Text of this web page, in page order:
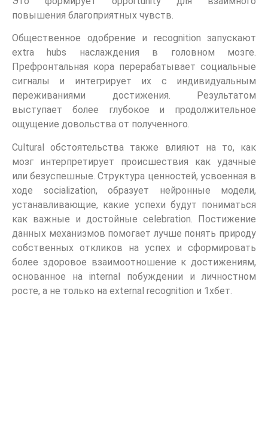
повышения благоприятных чувств.
Общественное одобрение и recognition запускают
extra hubs наслаждения в головном мозге.
Префронтальная кора перерабатывает социальные
сигналы и интегрирует их с индивидуальным
переживаниями достижения. Результатом
выступает более глубокое и продолжительное
ощущение довольства от полученного.
Cultural обстоятельства также влияют на то, как
мозг интерпретирует происшествия как удачные
или безуспешные. Структура ценностей, усвоенная в
ходе socialization, образует нейронные модели,
устанавливающие, какие успехи будут пониматься
как важные и достойные celebration. Постижение
данных механизмов помогает лучше понять природу
собственных откликов на успех и сформировать
более здоровое взаимоотношение к достижениям,
основанное на internal побуждении и личностном
росте, а не только на external recognition и 1хбет.